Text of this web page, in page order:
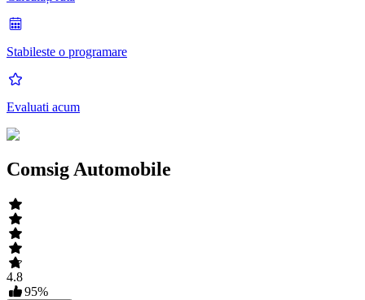
Stabileste o programare
Evaluati acum
Comsig Automobile
4.8
95%